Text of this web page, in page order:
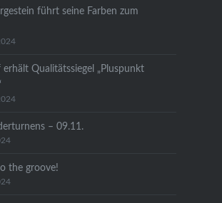
führt seine Farben zum
erhält Qualitätssiegel „Pluspunkt
– 09.11.
the groove!